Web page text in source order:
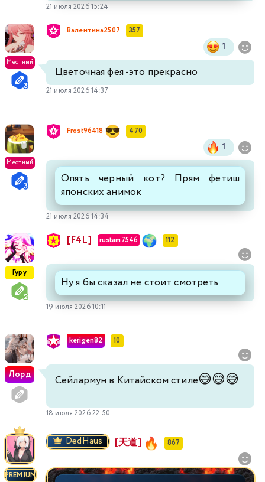
21 июля 2026 15:24
Местный
Валентина2507 357
1
Цветочная фея -это прекрасно
21 июля 2026 14:37
Местный
Frost96418 470
1
Опять черный кот? Прям фетиш
японских анимок
21 июля 2026 14:34
Гуру
[F4L] rustam7546 112
Ну я бы сказал не стоит смотреть
19 июля 2026 10:11
Лорд
kerigen82 10
Сейлармун в Китайском стиле😅😅😅
18 июля 2026 22:50
PREMIUM
DedHaus [天道] 867